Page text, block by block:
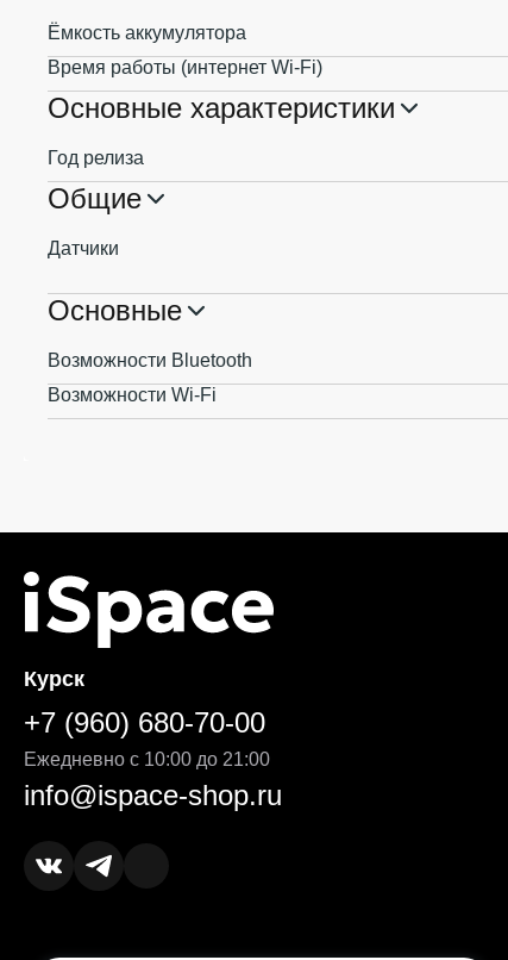
Ёмкость аккумулятора
Время работы (интернет Wi-Fi)
Основные характеристики
Год релиза
Общие
Датчики
Основные
Возможности Bluetooth
Возможности Wi-Fi
Курск
+7 (960) 680-70-00
Ежедневно с 10:00 до 21:00
info@ispace-shop.ru